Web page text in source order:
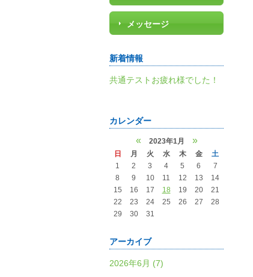
メッセージ
新着情報
共通テストお疲れ様でした！
カレンダー
« 2023年1月 »
日 月 火 水 木 金
土
1
2 3 4 5 6
7
8
9 10 11 12 13
14
15
16 17 18 19 20
21
22
23 24 25 26 27
28
29
30 31
アーカイブ
2026年6月 (7)